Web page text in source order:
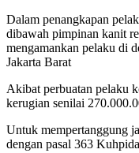
Dalam penangkapan
dibawah pimpinan kanit
mengamankan pelaku di
Jakarta Barat
Akibat perbuatan pelaku
kerugian senilai
Untuk mempertanggung
dengan pasal 363